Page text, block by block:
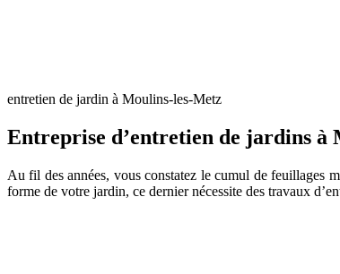
entretien de jardin à Moulins-les-Metz
Entreprise d’entretien de jardins à
Au fil des années, vous constatez le cumul de feuillages
forme de votre jardin, ce dernier nécessite des travaux